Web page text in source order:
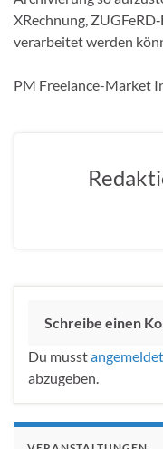
XRechnung,
verarbeitet werden
PM Freelance-Market
Schreibe einen
Du musstangemeldet
abzugeben.